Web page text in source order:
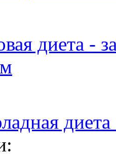
диета -
диета